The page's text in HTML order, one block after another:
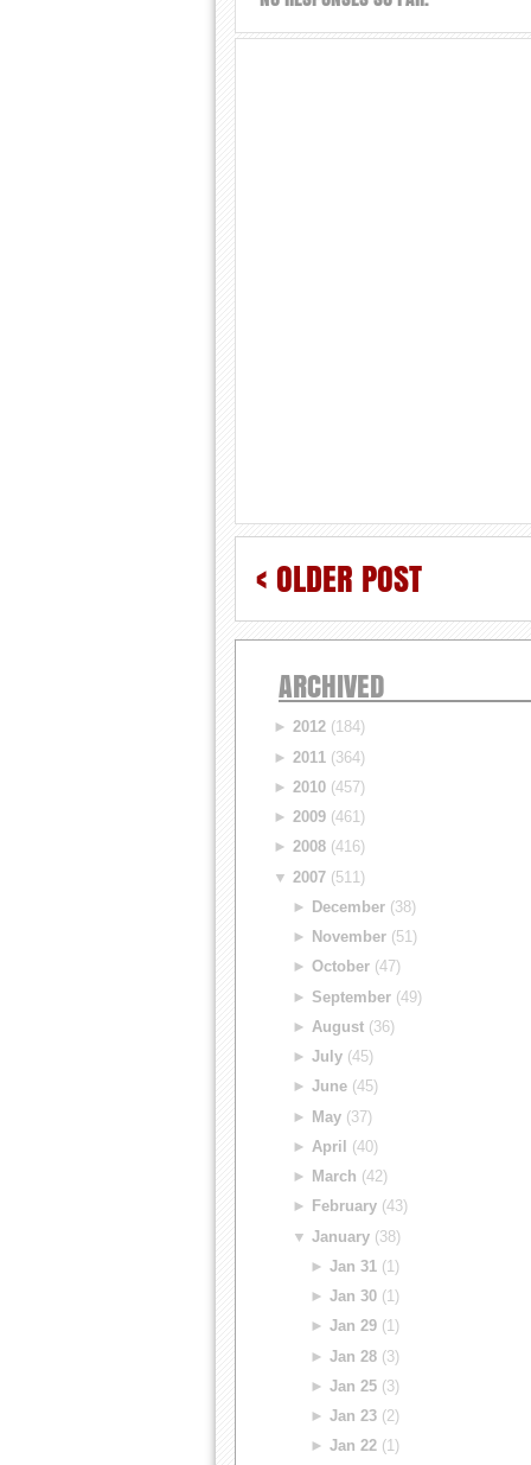
< OLDER POST
ARCHIVED
►2012 (184)
►2011 (364)
►2010 (457)
►2009 (461)
►2008 (416)
▼2007 (511)
►
December(38)
►
November(51)
► October(47)
► September(49)
► August(36)
► July(45)
► June(45)
► May(37)
► April
(40)
►
March (42)
►
February(43)
▼ January(38)
►Jan 31 (1)
►Jan 30 (1)
►Jan 29 (1)
►Jan 28 (3)
►Jan 25 (3)
►Jan 23 (2)
►Jan 22 (1)